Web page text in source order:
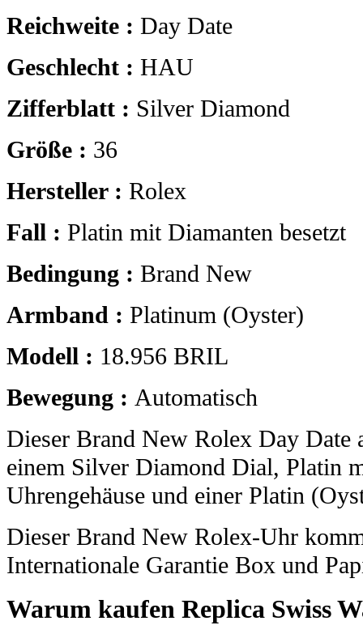
Reichweite : Day Date
Geschlecht : HAU
Zifferblatt : Silver Diamond
Größe : 36
Hersteller : Rolex
Fall : Platin mit Diamanten besetzt
Bedingung : Brand New
Armband : Platinum (Oyster)
Modell : 18.956 BRIL
Bewegung : Automatisch
Dieser Brand New Rolex Day Date
einem Silver Diamond Dial, Platin
Uhrengehäuse und einer Platin
Dieser Brand New Rolex-Uhr
Internationale Garantie Box und
Warum kaufen Replica Swiss